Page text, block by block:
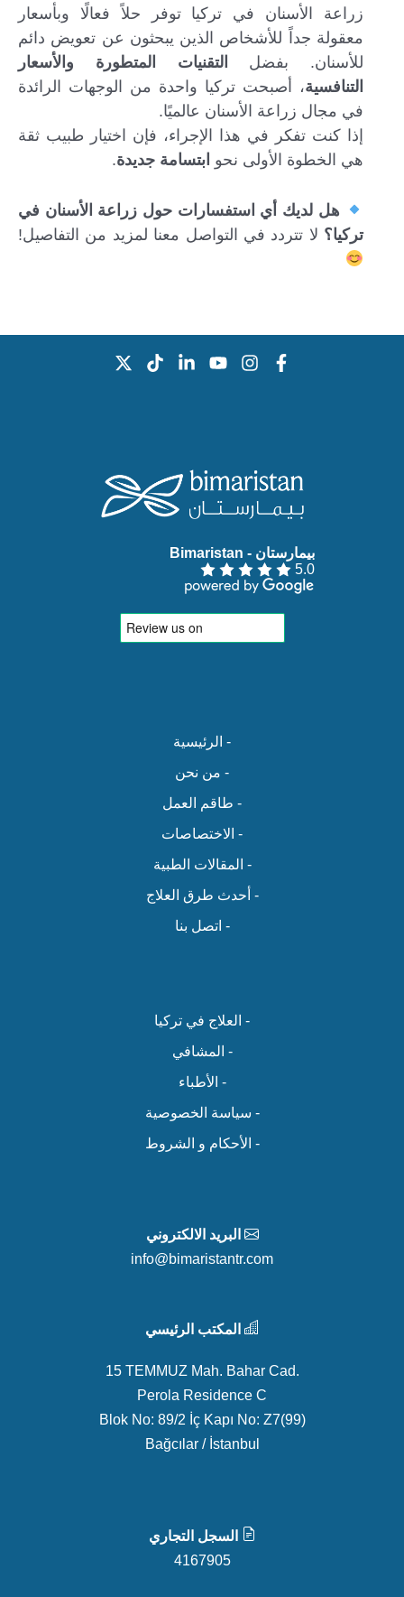
زراعة الأسنان في تركيا توفر حلاً فعالًا وبأسعار
معقولة جداً للأشخاص الذين يبحثون عن تعويض دائم
للأسنان. بفضل
التقنيات المتطورة والأسعار
التنافسية، أصبحت تركيا واحدة من الوجهات الرائدة
في مجال زراعة الأسنان عالميًا.
إذا كنت تفكر في هذا الإجراء، فإن اختيار طبيب ثقة
هي الخطوة الأولى نحو ابتسامة جديدة.
هل لديك أي استفسارات حول زراعة الأسنان في
تركيا؟ لا تتردد في التواصل معنا لمزيد من التفاصيل!
بيمارستان - Bimaristan‏
5.0
- الرئيسية
- من نحن
- طاقم العمل
- الاختصاصات
- المقالات الطبية
- أحدث طرق العلاج
- اتصل بنا
- العلاج في تركيا
- المشافي
- الأطباء
- سياسة الخصوصية
- الأحكام و الشروط
البريد الالكتروني
info@bimaristantr.com
المكتب الرئيسي
15 TEMMUZ Mah. Bahar Cad.
Perola Residence C
Blok No: 89/2 İç Kapı No: Z7(99)
Bağcılar / İstanbul
السجل التجاري
4167905